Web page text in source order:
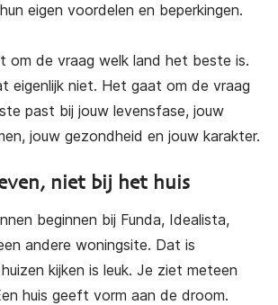
eigen voordelen en beperkingen.
om de vraag welk land het beste is.
eigenlijk niet. Het gaat om de vraag
past bij jouw levensfase, jouw
jouw gezondheid en jouw karakter.
niet bij het huis
beginnen bij Funda, Idealista,
andere woningsite. Dat is
kijken is leuk. Je ziet meteen
huis geeft vorm aan de droom.